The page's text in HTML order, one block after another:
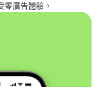
零廣告體驗。